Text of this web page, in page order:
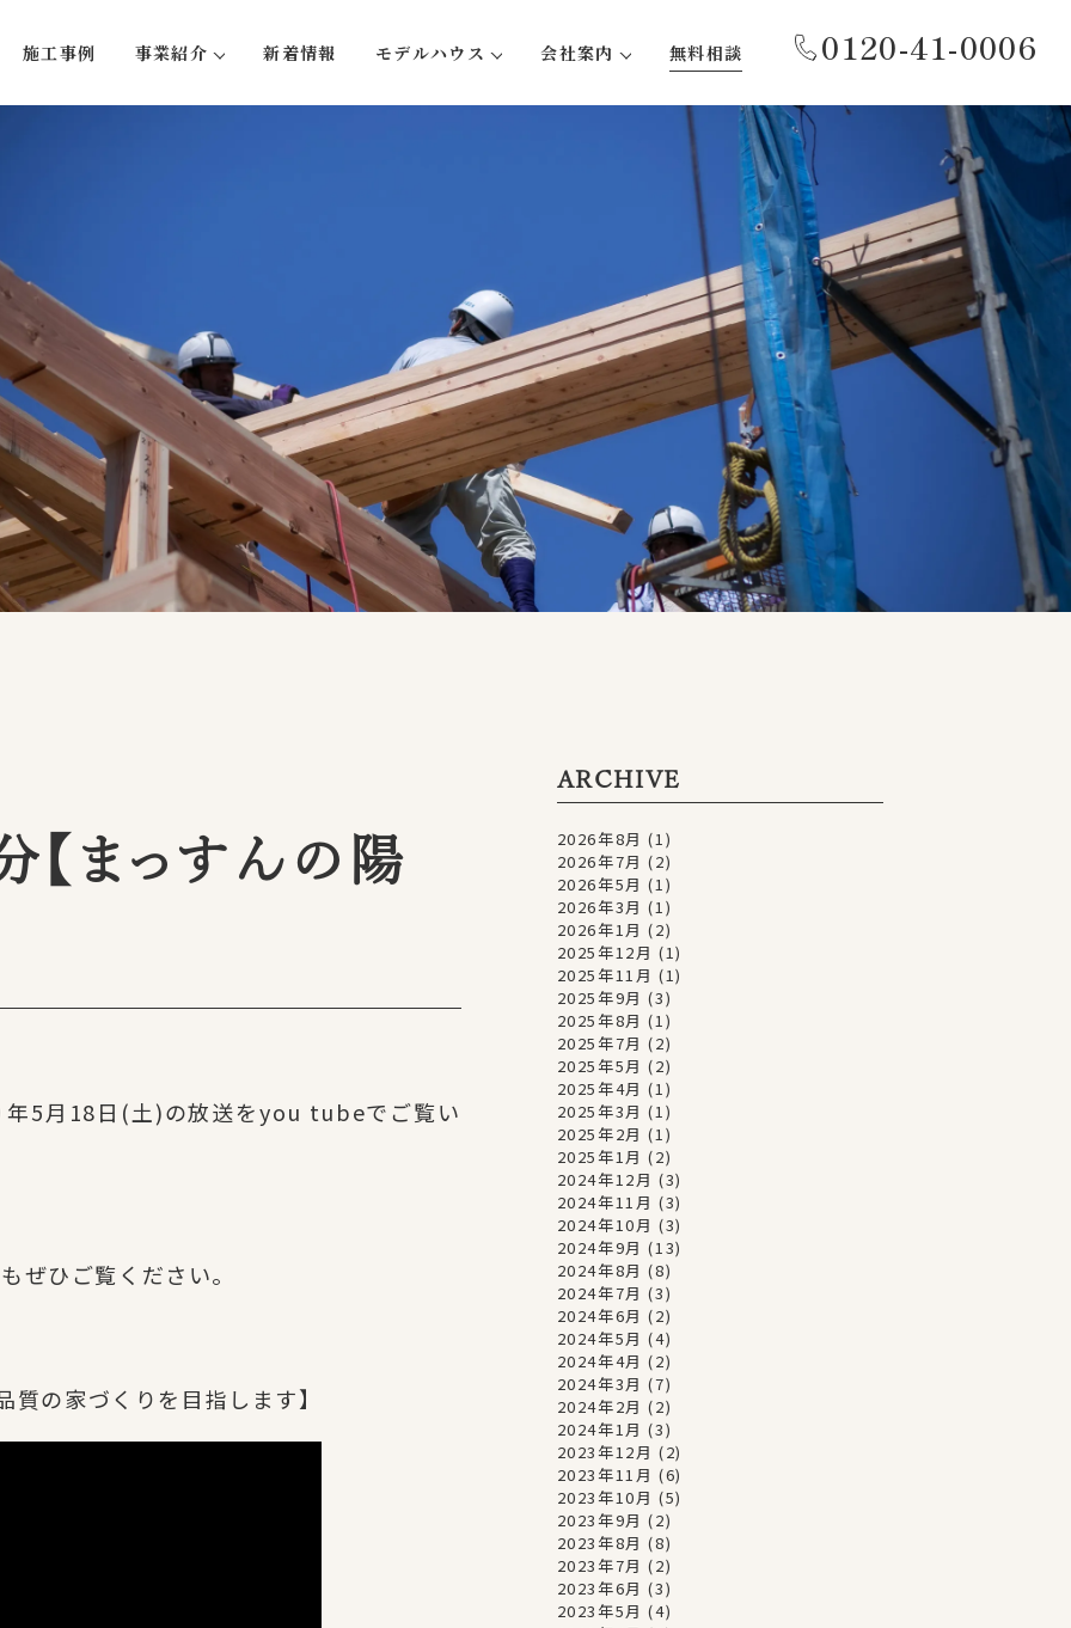
0120-41-0006
施工事例 事業紹介 新着情報 モデルハウス 会社案内 無料相談
【まっすんの陽
年5月18日(土)の放送をyou tubeでご覧い
ぜひご覧ください。
の家づくりを目指します】
ARCHIVE
2026年8月 (1)
2026年7月 (2)
2026年5月 (1)
2026年3月 (1)
2026年1月 (2)
2025年12月 (1)
2025年11月 (1)
2025年9月 (3)
2025年8月 (1)
2025年7月 (2)
2025年5月 (2)
2025年4月 (1)
2025年3月 (1)
2025年2月 (1)
2025年1月 (2)
2024年12月 (3)
2024年11月 (3)
2024年10月 (3)
2024年9月 (13)
2024年8月 (8)
2024年7月 (3)
2024年6月 (2)
2024年5月 (4)
2024年4月 (2)
2024年3月 (7)
2024年2月 (2)
2024年1月 (3)
2023年12月 (2)
2023年11月 (6)
2023年10月 (5)
2023年9月 (2)
2023年8月 (8)
2023年7月 (2)
2023年6月 (3)
2023年5月 (4)